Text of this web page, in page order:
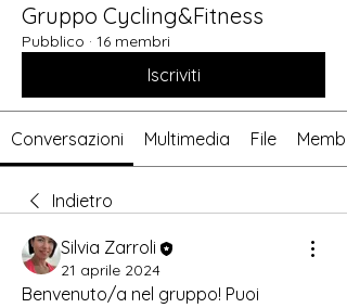
Gruppo Cycling&Fitness
Pubblico · 16 membri
Iscriviti
Conversazioni Multimedia File Membri
Indietro
Silvia Zarroli
21 aprile 2024
Benvenuto/a nel gruppo! Puoi